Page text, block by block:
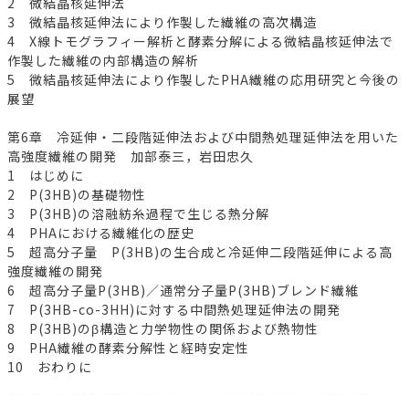
3 微結晶核延伸法により作製した繊維の高次構造
4 X線トモグラフィー解析と酵素分解による微結晶核延伸法で
作製した繊維の内部構造の解析
5 微結晶核延伸法により作製したPHA繊維の応用研究と今後の
展望
第6章 冷延伸・二段階延伸法および中間熱処理延伸法を用いた
高強度繊維の開発 加部泰三，岩田忠久
1 はじめに
2 P(3HB)の基礎物性
3 P(3HB)の溶融紡糸過程で生じる熱分解
4 PHAにおける繊維化の歴史
5 超高分子量 P(3HB)の生合成と冷延伸二段階延伸による高
強度繊維の開発
6 超高分子量P(3HB)／通常分子量P(3HB)ブレンド繊維
7 P(3HB-co-3HH)に対する中間熱処理延伸法の開発
8 P(3HB)のβ構造と力学物性の関係および熱物性
9 PHA繊維の酵素分解性と経時安定性
10 おわりに